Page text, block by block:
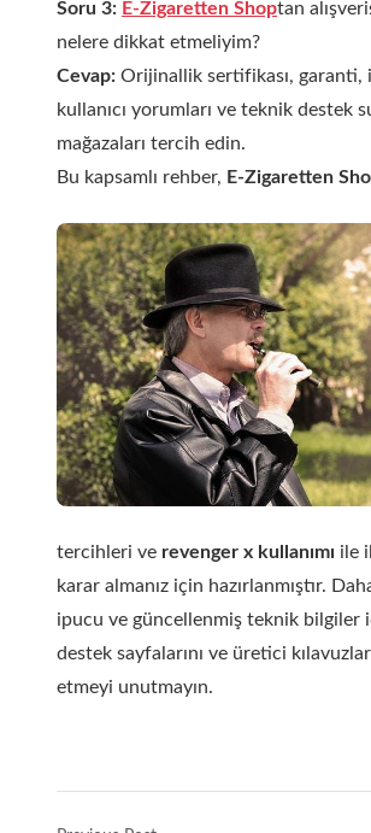
Soru 3: E-Zigaretten Shoptan
nelere dikkat etmeliyim?
Cevap: Orijinallik sertifikası, garanti,
kullanıcı yorumları ve teknik destek
mağazaları tercih edin.
Bu kapsamlı rehber, E-Zigaretten
tercihleri ve revenger x kullanımı ile
karar almanız için hazırlanmıştır.
ipucu ve güncellenmiş teknik bilgiler
destek sayfalarını ve üretici
etmeyi unutmayın.